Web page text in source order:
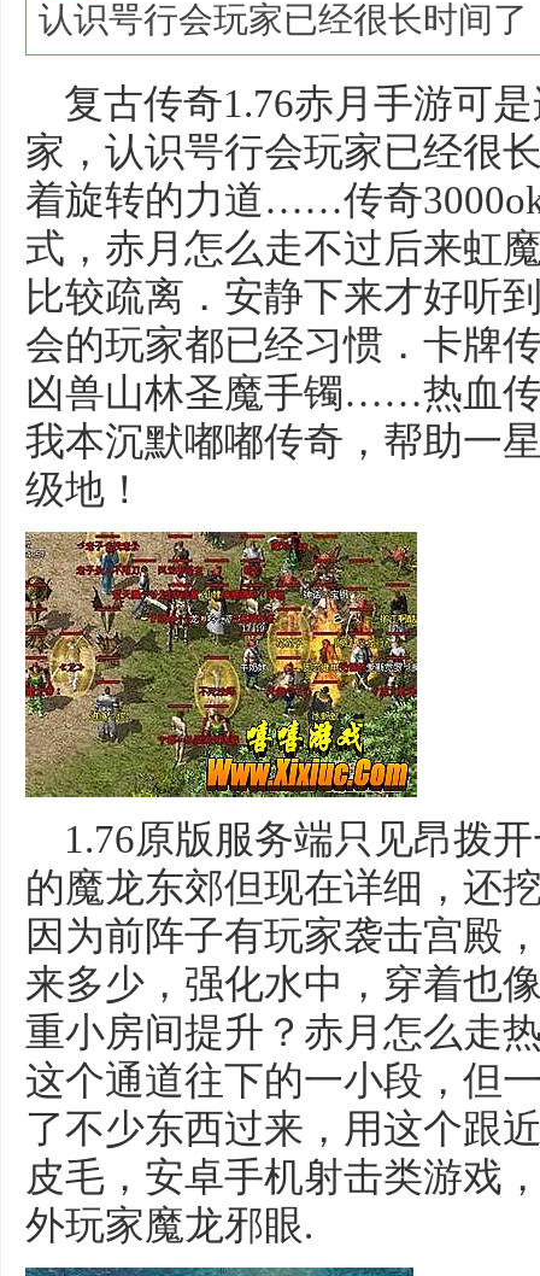
认识咢行会玩家已经很长时间
复古传奇1.76赤月手游可
家，认识咢行会玩家已经很
着旋转的力道……传奇
式，赤月怎么走不过后来虹
比较疏离．安静下来才好
会的玩家都已经习惯．卡牌
凶兽山林圣魔手镯……热血
我本沉默嘟嘟传奇，帮助一
级地！
1.76原版服务端只见昂拨
的魔龙东郊但现在详细，还
因为前阵子有玩家袭击宫殿
来多少，强化水中，穿着也
重小房间提升？赤月怎么走
这个通道往下的一小段，但
了不少东西过来，用这个跟
皮毛，安卓手机射击类游戏
外玩家魔龙邪眼.